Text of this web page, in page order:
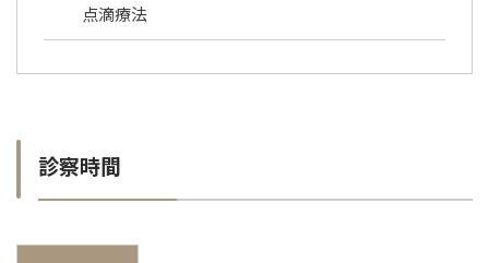
点滴療法
診察時間